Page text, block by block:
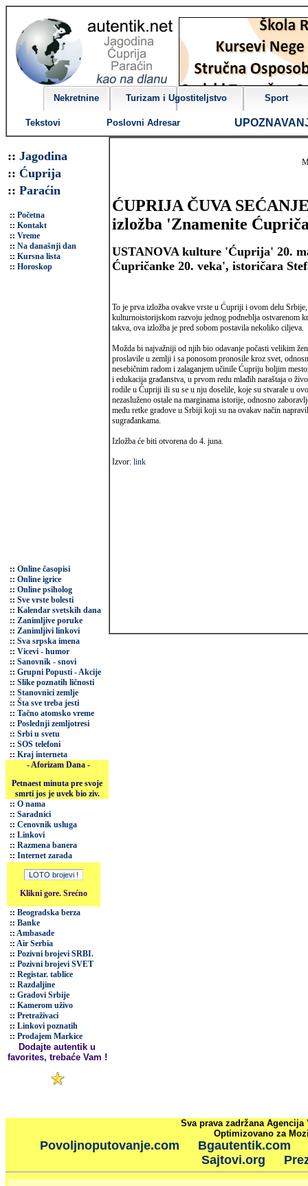
Nekretnine Turizam i Ugostiteljstvo Sport
Tekstovi Poslovni Adresar
:: Jagodina
:: Ćuprija
:: Paraćin
:: Početna
:: Kontakt
:: Vreme
:: Na današnji dan
:: Kursna lista
:: Horoskop
:: Online časopisi
:: Online igrice
:: Online psiholog
:: Sve vrste bolesti
:: Kalendar svetskih dana
:: Zanimljive poruke
:: Zanimljivi linkovi
:: Sva srpska imena
:: Vicevi - humor
:: Sanovnik - snovi
:: Grupni Popusti - Akcije
:: Slike poznatih ličnosti
:: Stanovnici zemlje
:: Šta sve treba jesti
:: Tačno atomsko vreme
:: Poslednji zemljotresi
:: Srbi u svetu
:: SOS telefoni
:: Kraj interneta
- Aforizam Dana -
Petnaest minuta pre svoje
smrti jos je uvek bio ziv.
:: O nama
:: Saradnici
:: Cenovnik usluga
:: Linkovi
:: Razmena banera
:: Internet zarada
Klikni gore. Srećno
:: Beogradska berza
:: Banke
:: Ambasade
:: Air Serbia
:: Pozivni brojevi SRBI.
:: Pozivni brojevi SVET
:: Registar. tablice
:: Razdaljine
:: Gradovi Srbije
:: Kamerom uživo
:: Pretraživaci
:: Linkovi poznatih
:: Prodajem Markice
Dodajte autentik u
favorites, trebaće Vam !
ĆUPRIJA ČUVA
izložba 'Znamenite
USTANOVA kulture 'Ćuprija' 20.
Ćupričanke 20. veka', istoričara
To je prva izložba ovakve vrste u Ćupriji i ovom delu
kulturnoistorijskom razvoju jednog podneblja ostvarenom
takva, ova izložba je pred sobom postavila nekoliko ciljeva.
Možda bi najvažniji od njih bio odavanje počasti velikim
proslavile u zemlji i sa ponosom pronosile kroz svet,
nesebičnim radom i zalaganjem učinile Ćupriju boljim
i edukacija građanstva, u prvom redu mlađih naraštaja o
rodile u Ćupriji ili su se u nju doselile, koje su stvarale u
nezasluženo ostale na marginama istorije, odnosno
među retke gradove u Srbiji koji su na ovakav način
sugrađankama.
Izložba će biti otvorena do 4. juna.
Izvor: link
Sva prava zadržana
Optimizovano za
Povoljnoputovanje.com
Bgautentik.com
Sajtovi.org